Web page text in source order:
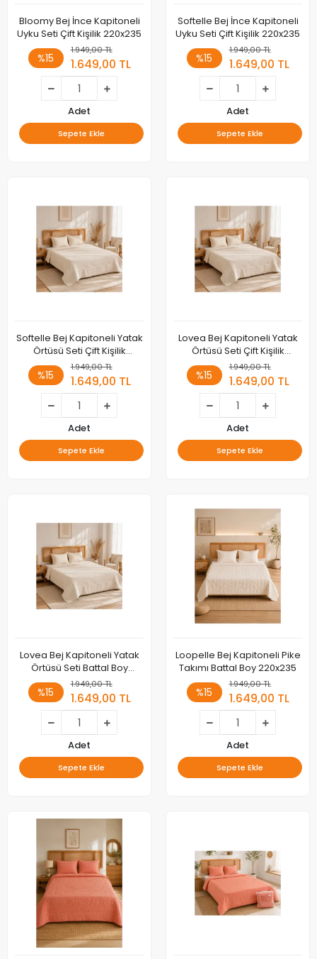
Bloomy Bej İnce Kapitoneli
Uyku Seti Çift Kişilik 220x235
%15
1.949,00 TL
1.649,00 TL
Adet
Sepete Ekle
Softelle Bej İnce Kapitoneli
Uyku Seti Çift Kişilik 220x235
%15
1.949,00 TL
1.649,00 TL
Adet
Sepete Ekle
Softelle Bej Kapitoneli Yatak
Örtüsü Seti Çift Kişilik
220x235
%15
1.949,00 TL
1.649,00 TL
Adet
Sepete Ekle
Lovea Bej Kapitoneli Yatak
Örtüsü Seti Çift Kişilik
220x235
%15
1.949,00 TL
1.649,00 TL
Adet
Sepete Ekle
Lovea Bej Kapitoneli Yatak
Örtüsü Seti Battal Boy
220x235
%15
1.949,00 TL
1.649,00 TL
Adet
Sepete Ekle
Loopelle Bej Kapitoneli Pike
Takımı Battal Boy 220x235
%15
1.949,00 TL
1.649,00 TL
Adet
Sepete Ekle